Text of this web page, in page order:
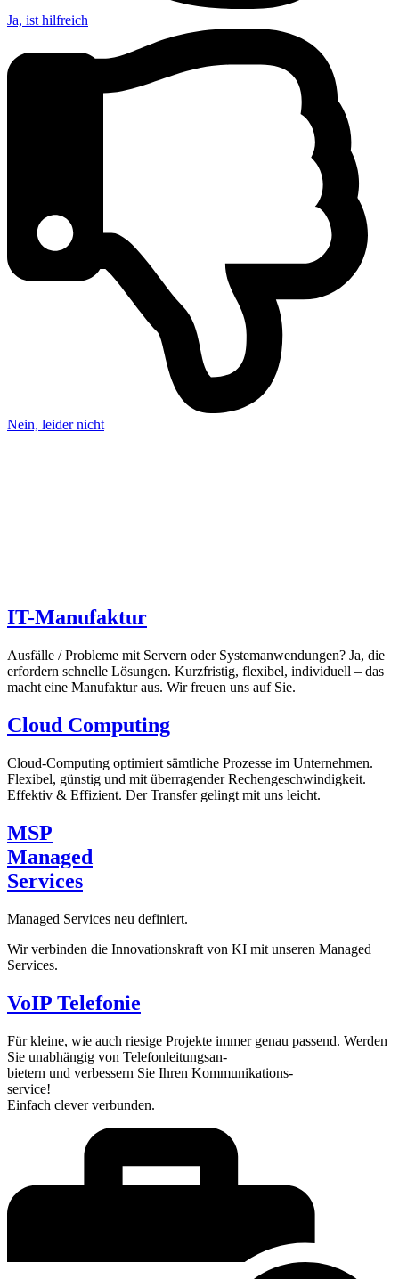
Ja, ist hilfreich
Nein, leider nicht
IT-Manufaktur
Ausfälle / Probleme mit Servern oder Systemanwendungen? Ja, die
erfordern schnelle Lösungen. Kurzfristig, flexibel, individuell – das
macht eine Manufaktur aus. Wir freuen uns auf Sie.
Cloud Computing
Cloud-Computing optimiert sämtliche Prozesse im Unternehmen.
Flexibel, günstig und mit überragender Rechengeschwindigkeit.
Effektiv & Effizient. Der Transfer gelingt mit uns leicht.
MSP
Managed
Services
Managed Services neu definiert.
Wir verbinden die Innovationskraft von KI mit unseren Managed
Services.
VoIP Telefonie
Für kleine, wie auch riesige Projekte immer genau passend. Werden
Sie unabhängig von Telefonleitungsan-
bietern und verbessern Sie Ihren Kommunikations-
service!
Einfach clever verbunden.